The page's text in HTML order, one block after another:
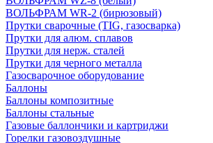
ВОЛЬФРАМ WR-2 (бирюзовый)
Прутки сварочные (TIG, газосварка)
Прутки для алюм. сплавов
Прутки для нерж. сталей
Прутки для черного металла
Газосварочное оборудование
Баллоны
Баллоны композитные
Баллоны стальные
Газовые баллончики и картриджи
Горелки газовоздушные